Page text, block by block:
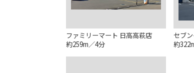
ファミリーマート 日高高萩店
約259m／4分
セブ
約